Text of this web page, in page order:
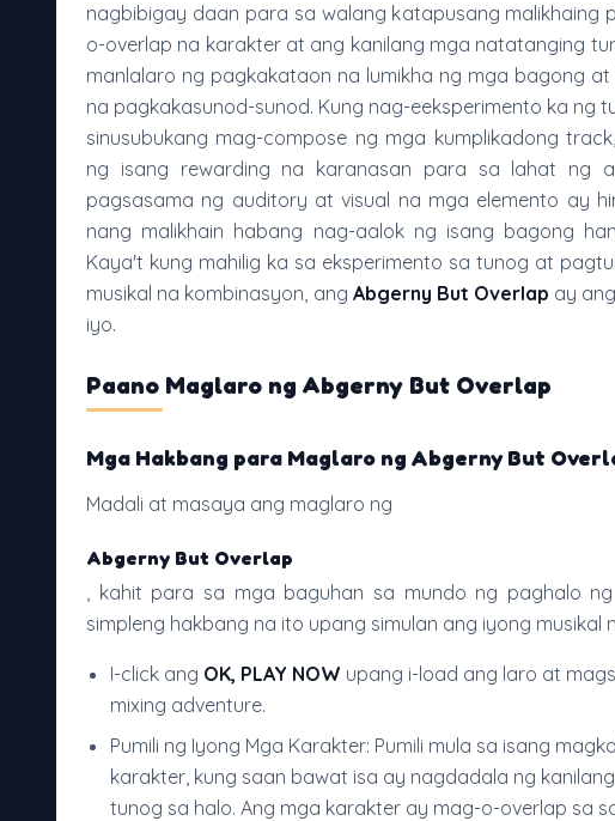
nagbibigay daan para sa walang katapusang malikhaing
o-overlap na karakter at ang kanilang mga natatanging
manlalaro ng pagkakataon na lumikha ng mga bagong at
na pagkakasunod-sunod. Kung nag-eeksperimento ka ng
sinusubukang mag-compose ng mga kumplikadong
ng isang rewarding na karanasan para sa lahat ng
pagsasama ng auditory at visual na mga elemento ay
nang malikhain habang nag-aalok ng isang bagong
Kaya't kung mahilig ka sa eksperimento sa tunog at
musikal na kombinasyon, ang Abgerny But Overlap ay
iyo.
Paano Maglaro ng Abgerny But Overlap
Mga Hakbang para Maglaro ng Abgerny But
Madali at masaya ang maglaro ng
Abgerny But Overlap
, kahit para sa mga baguhan sa mundo ng paghalo
simpleng hakbang na ito upang simulan ang iyong musikal
I-click ang OK, PLAY NOW upang i-load ang laro at
mixing adventure.
Pumili ng Iyong Mga Karakter: Pumili mula sa isang
karakter, kung saan bawat isa ay nagdadala ng
tunog sa halo. Ang mga karakter ay mag-o-overlap sa